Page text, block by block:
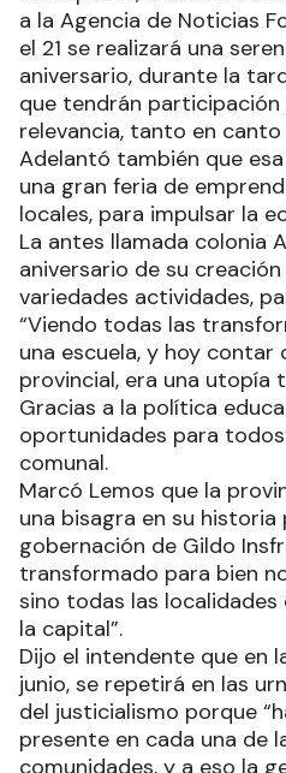
a la Agencia de Noticias
el 21 se realizará una
aniversario, durante la
que tendrán
relevancia, tanto en
Adelantó también que
una gran feria de
locales, para impulsar la
La antes llamada colonia
aniversario de su
variedades actividades,
“Viendo todas las
una escuela, y hoy contar
provincial, era una utopía
Gracias a la política
oportunidades para
comunal.
Marcó Lemos que la
una bisagra en su
gobernación de Gildo
transformado para bien
sino todas las
la capital”.
Dijo el intendente que en
junio, se repetirá en las
del justicialismo porque
presente en cada una de
comunidades, y a eso la